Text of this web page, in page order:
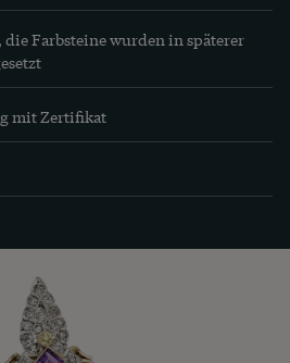
die Farbsteine wurden in späterer
mit Zertifikat